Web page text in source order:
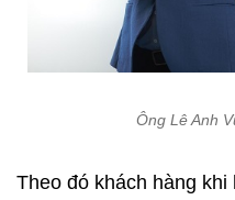
Ông Lê Anh
Theo đó khách hàng